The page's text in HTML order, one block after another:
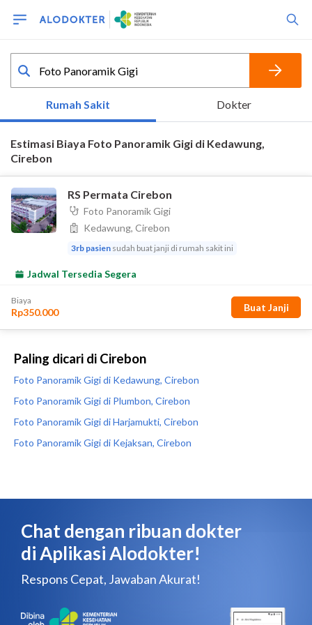
Paling dicari di Cirebon
Foto Panoramik Gigi di Kedawung, Cirebon
Foto Panoramik Gigi di Plumbon, Cirebon
Foto Panoramik Gigi di Harjamukti, Cirebon
Foto Panoramik Gigi di Kejaksan, Cirebon